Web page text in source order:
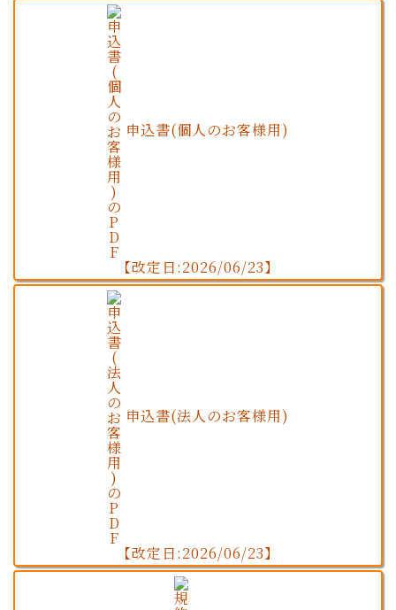
申込書(個人のお客様用)
【改定日:2026/06/23】
申込書(法人のお客様用)
【改定日:2026/06/23】